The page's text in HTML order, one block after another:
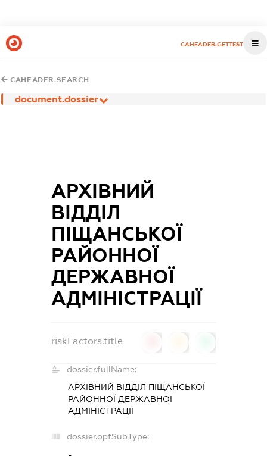
CAHEADER.GETTEST
CAHEADER.SEARCH
document.dossier
АРХІВНИЙ
ВІДДІЛ
ПІЩАНСЬКОЇ
РАЙОННОЇ
ДЕРЖАВНОЇ
АДМІНІСТРАЦІЇ
riskFactors.title
dossier.fullName:
АРХІВНИЙ ВІДДІЛ ПІЩАНСЬКОЇ
РАЙОННОЇ ДЕРЖАВНОЇ
АДМІНІСТРАЦІЇ
dossier.opfSubType:
-